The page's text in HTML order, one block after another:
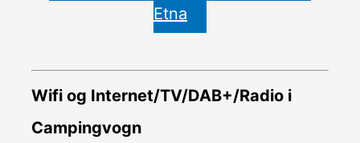
Etna
Wifi og Internet/TV/DAB+/Radio i
Campingvogn